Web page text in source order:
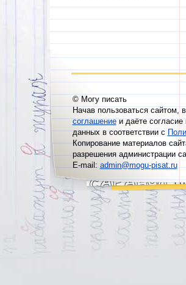
© Могу писать
Начав пользоваться сайтом,
соглашениеи даёте согласие
данных в соответствии с
Копирование материалов
разрешения администрации
E-mail:admin@mogu-pisat.ru